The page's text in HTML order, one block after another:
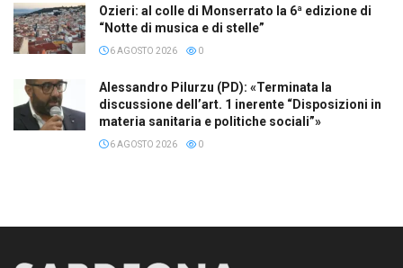
Ozieri: al colle di Monserrato la 6ª edizione di
“Notte di musica e di stelle”
6 AGOSTO 2026 0
Alessandro Pilurzu (PD): «Terminata la
discussione dell’art. 1 inerente “Disposizioni in
materia sanitaria e politiche sociali”»
6 AGOSTO 2026 0